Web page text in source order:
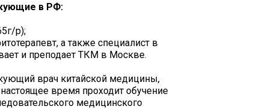
в РФ:
р);
а также специалист в
и преподает ТКМ в Москве.
врач китайской медицины,
время проходит обучение
медицинского